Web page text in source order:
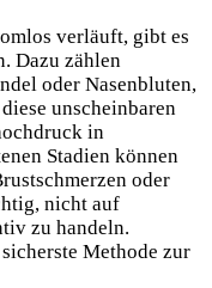
verläuft, gibt es
Dazu zählen
oder Nasenbluten,
unscheinbaren
in
Stadien können
oder
nicht auf
zu handeln.
Methode zur